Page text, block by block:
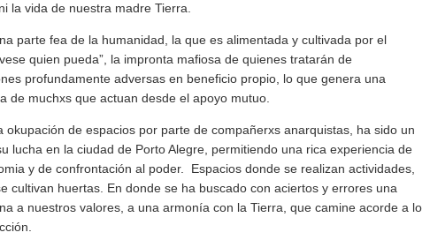
la vida de nuestra madre Tierra.
parte fea de la humanidad, la que es alimentada y cultivada por el
quien pueda”, la impronta mafiosa de quienes tratarán de
profundamente adversas en beneficio propio, lo que genera una
de muchxs que actuan desde el apoyo mutuo.
okupación de espacios por parte de compañerxs anarquistas, ha sido un
lucha en la ciudad de Porto Alegre, permitiendo una rica experiencia de
y de confrontación al poder. Espacios donde se realizan actividades,
cultivan huertas. En donde se ha buscado con aciertos y errores una
a nuestros valores, a una armonía con la Tierra, que camine acorde a lo